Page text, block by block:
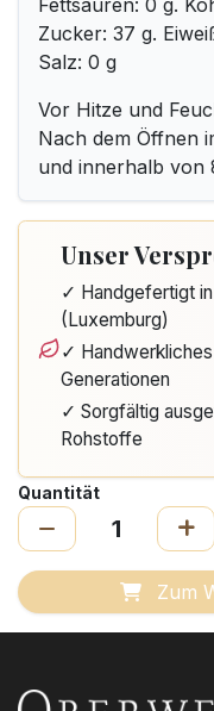
Fettsäuren: 0 g.
Zucker: 37 g.
Salz: 0 g
Vor Hitze und
Nach dem Öffnen
und innerhalb von
Unser
✓ Handgefertigt
(Luxemburg)
✓
Generationen
✓ Sorgfältig
Rohstoffe
Quantität
Zum